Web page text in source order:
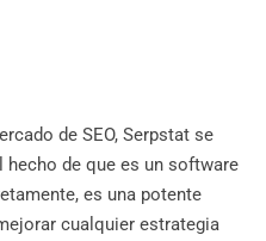
de SEO, Serpstat se
de que es un software
es una potente
cualquier estrategia